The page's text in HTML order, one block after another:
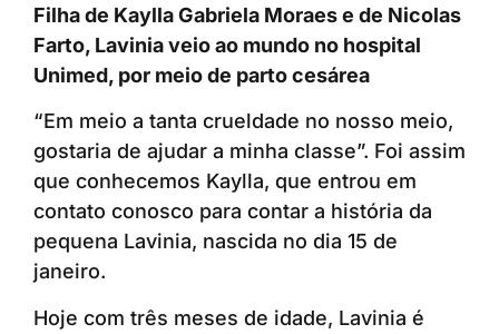
Filha de Kaylla Gabriela Moraes e de Nicolas
Farto, Lavinia veio ao mundo no hospital
Unimed, por meio de parto cesárea
“Em meio a tanta crueldade no nosso meio,
gostaria de ajudar a minha classe”. Foi assim
que conhecemos Kaylla, que entrou em
contato conosco para contar a história da
pequena Lavinia, nascida no dia 15 de
janeiro.
Hoje com três meses de idade, Lavinia é